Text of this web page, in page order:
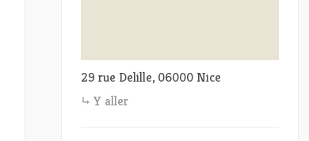
29 rue Delille, 06000 Nice
Y aller